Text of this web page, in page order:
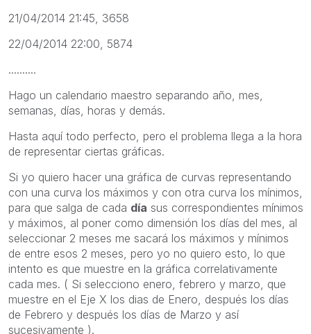
21/04/2014 21:45, 3658
22/04/2014 22:00, 5874
..........
Hago un calendario maestro separando año, mes,
semanas, días, horas y demás.
Hasta aquí todo perfecto, pero el problema llega a la hora
de representar ciertas gráficas.
Si yo quiero hacer una gráfica de curvas representando
con una curva los máximos y con otra curva los mínimos,
para que salga de cada día sus correspondientes mínimos
y máximos, al poner como dimensión los días del mes, al
seleccionar 2 meses me sacará los máximos y mínimos
de entre esos 2 meses, pero yo no quiero esto, lo que
intento es que muestre en la gráfica correlativamente
cada mes. ( Si selecciono enero, febrero y marzo, que
muestre en el Eje X los dias de Enero, después los días
de Febrero y después los días de Marzo y así
sucesivamente ).